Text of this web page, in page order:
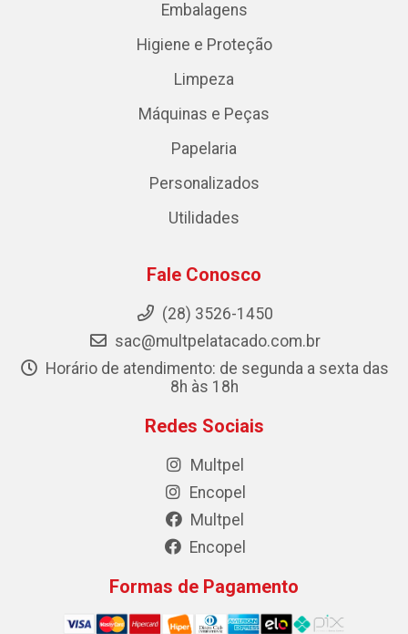
Embalagens
Higiene e Proteção
Limpeza
Máquinas e Peças
Papelaria
Personalizados
Utilidades
Fale Conosco
(28) 3526-1450
sac@multpelatacado.com.br
Horário de atendimento: de segunda a sexta das
8h às 18h
Redes Sociais
Multpel
Encopel
Multpel
Encopel
Formas de Pagamento